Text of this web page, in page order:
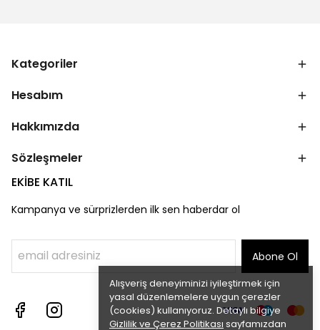
Alışveriş deneyiminizi iyileştirmek için
yasal düzenlemelere uygun çerezler
(cookies) kullanıyoruz. Detaylı bilgiye
Gizlilik ve Çerez Politikası sayfamızdan
Kategoriler
Hesabım
Hakkımızda
Sözleşmeler
EKİBE KATIL
Kampanya ve sürprizlerden ilk sen haberdar ol
Abone Ol